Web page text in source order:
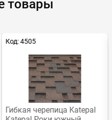
товары
Код: 4505
Гибкая черепица Katepal